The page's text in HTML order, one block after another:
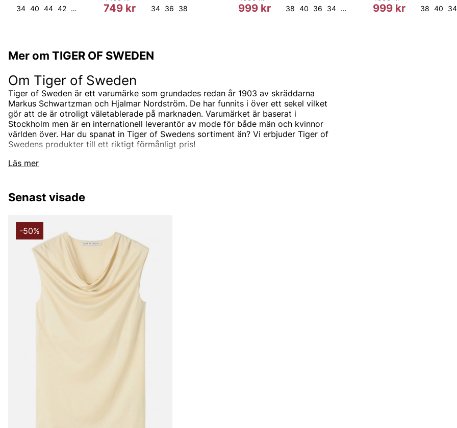
34 40 44 42 36 38 46
749 kr 34 36 38 999 kr 38 40 36 34 42 999 kr 38 40 34
Mer om TIGER OF SWEDEN
Läs mer
Om Tiger of Sweden
Tiger of Sweden är ett varumärke som grundades redan år 1903 av skräddarna
Markus Schwartzman och Hjalmar Nordström. De har funnits i över ett sekel vilket
gör att de är otroligt väletablerade på marknaden. Varumärket är baserat i
Stockholm men är en internationell leverantör av mode för både män och kvinnor
världen över. Har du spanat in Tiger of Swedens sortiment än? Vi erbjuder Tiger of
Swedens produkter till ett riktigt förmånligt pris!
Tiger of Swedens sortiment
designas i den Stockholmsbaserade studion men de samarbetar också med de
Under åren har produktutbudet breddats och speciellt utbudet för män. Idag kan du
hitta både Tiger of Sweden herrskjortor och Tiger of Sweden herrtröjor. De
klassiska jackorna är också väldigt populära, speciellt Tiger of Swedens rockar för
herr och skinnjackor för herr.
Varumärket är också ett go-to-brand när man är ute efter kostymer eller kavajer,
både för dam och herr. Med sin minimalistiska design, exklusiva material och
perfekta passform kan du vara säker på att du får en kostym som är tidlös som du
kan använda i flera år framöver. En kostym behöver inte betyda jobb eller festlig
tillställning, Tiger of Swedens kostymer och kavajer kan du såklart bära även till
känslan av att vara moderiktig även till vardags.
Senast visade
-50%